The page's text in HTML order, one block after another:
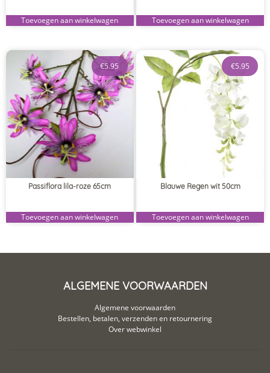
Toevoegen aan winkelwagen Toevoegen aan winkelwagen
Passiflora lila-roze 65cm
€5.95
Toevoegen aan winkelwagen
Blauwe Regen wit 50cm
€5.95
Toevoegen aan winkelwagen
ALGEMENE VOORWAARDEN
Algemene voorwaarden
Bestellen, betalen, verzenden en retournering
Over webwinkel